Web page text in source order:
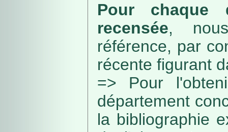
Pour chaque
recensée,
référence, par
récente figurant
=> Pour
département
la bibliographie